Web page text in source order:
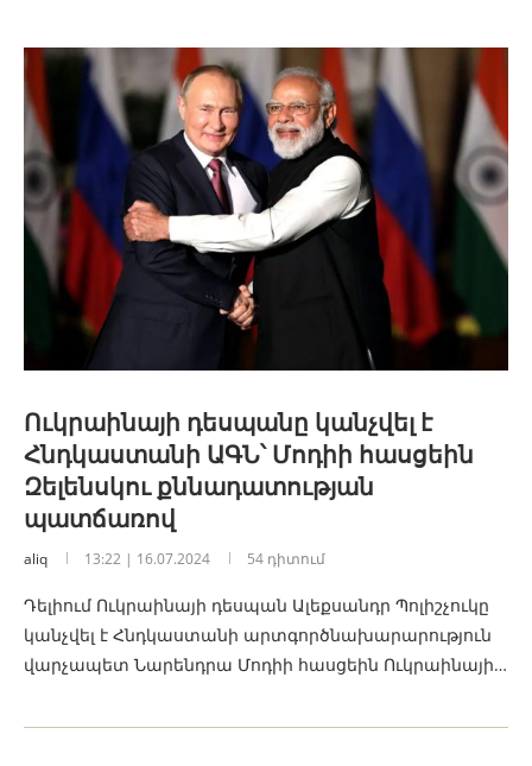
Ուկրաինայի դեսպանը կանչվել է
Հնդկաստանի ԱԳՆ՝ Մոդիի հասցեին
Զելենսկու քննադատության
պատճառով
aliq 13:22 | 16.07.2024 54 դիտում
Դելիում Ուկրաինայի դեսպան Ալեքսանդր Պոլիշչուկը
կանչվել է Հնդկաստանի արտգործնախարարություն
վարչապետ Նարենդրա Մոդիի հասցեին Ուկրաինայի…